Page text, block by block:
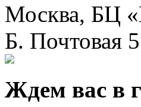
Москва, БЦ
Б. Почтовая
Ждем вас в